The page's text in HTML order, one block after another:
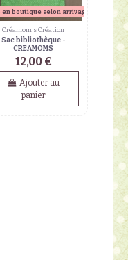
en boutique selon arrivage!
Créamom's Création
Sac bibliothèque -
CREAMOMS
12,00 €
Ajouter au
panier